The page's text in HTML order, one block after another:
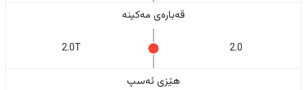
قەبارەی مەکینە
2.0
2.0T
هێزی ئەسپ